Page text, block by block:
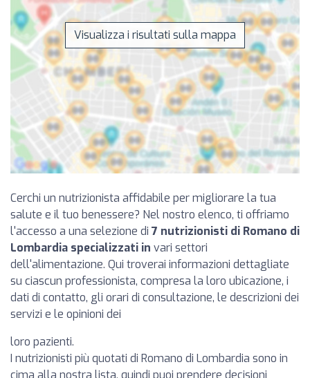
Visualizza i risultati sulla mappa
Cerchi un nutrizionista affidabile per migliorare la tua
salute e il tuo benessere? Nel nostro elenco, ti offriamo
l'accesso a una selezione di 7 nutrizionisti di Romano di
Lombardia specializzati in vari settori
dell'alimentazione. Qui troverai informazioni dettagliate
su ciascun professionista, compresa la loro ubicazione, i
dati di contatto, gli orari di consultazione, le descrizioni dei
servizi e le opinioni dei
loro pazienti.
I nutrizionisti più quotati di Romano di Lombardia sono in
cima alla nostra lista, quindi puoi prendere decisioni